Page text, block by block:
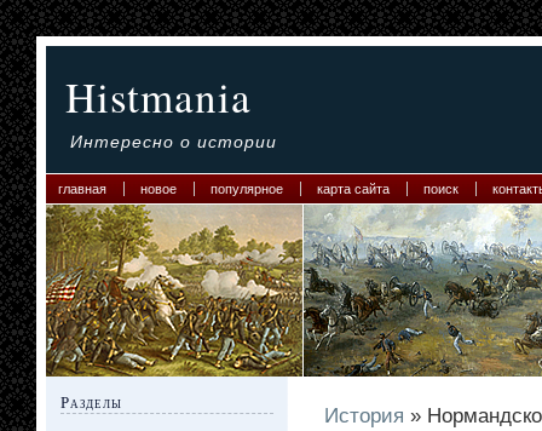
Histmania
Интересно о истории
главная новое популярное карта сайта поиск
Разделы
История »